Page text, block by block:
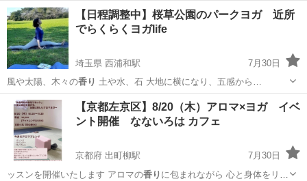
【日程調整中】桜草公園のパークヨガ 近所
でらくらくヨガlife
埼玉県 西浦和駅
7月30日
風や太陽、木々の香り 土や水、石 大地に横になり、五感から…
埼玉 さいたま市 西浦和駅 ヨガ
【京都左京区】8/20（木）アロマ×ヨガ イベ
ント開催 なないろは カフェ
京都府 出町柳駅
7月30日
ッスンを開催いたします アロマの香り に包まれながら 心と身体をリラ